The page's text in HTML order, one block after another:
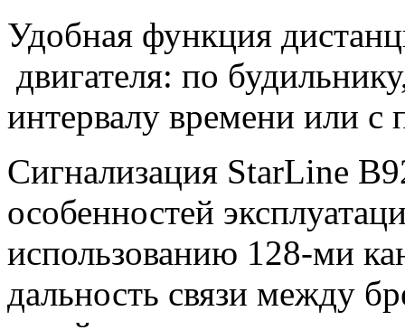
Удобная функция
двигателя: по
интервалу времени или
Сигнализация StarLine
особенностей
использованию 128-ми
дальность связи между